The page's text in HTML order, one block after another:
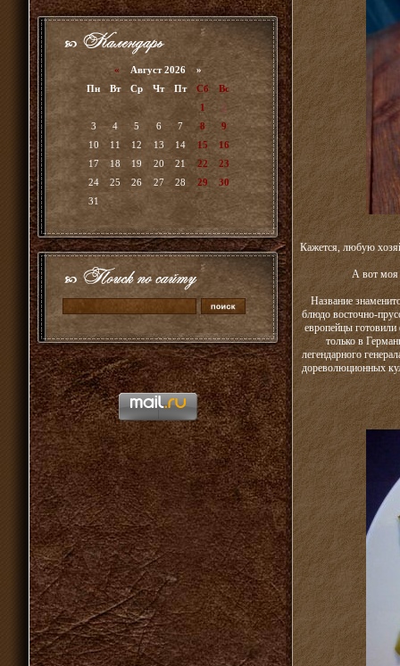
« Август 2026 »
Пн
Вт Ср Чт Пт Сб
Вс
1
2
3
4 5 6 7 8
9
10
11 12 13 14 15
16
17
18 19 20 21 22
23
24
25 26 27 28 29
30
31
Кажется, любую
А вот моя
Название
блюдо восточно-
европейцы
только в
легендарного
дореволюционных